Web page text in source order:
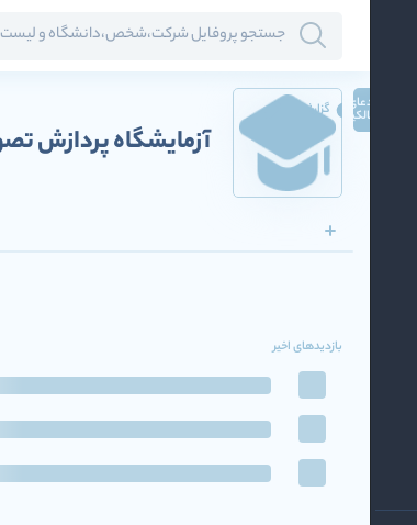
آزمایشگاه پردازش
ادعای
مالکیت گزارش
بازدیدهای اخیر